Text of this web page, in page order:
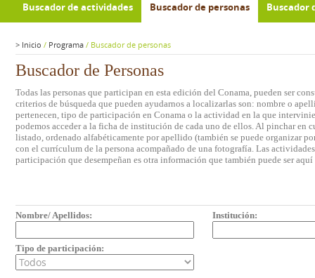
Buscador de actividades Buscador de personas Buscador
> Inicio / Programa / Buscador de personas
Buscador de Personas
Todas las personas que participan en esta edición del Conama, pueden ser
criterios de búsqueda que pueden ayudarnos a localizarlas son: nombre o
pertenecen, tipo de participación en Conama o la actividad en la que
podemos acceder a la ficha de institución de cada uno de ellos. Al pinchar en
listado, ordenado alfabéticamente por apellido (también se puede organizar
con el currículum de la persona acompañado de una fotografía. Las
participación que desempeñan es otra información que también puede ser
Nombre/ Apellidos: Institución:
Tipo de participación: